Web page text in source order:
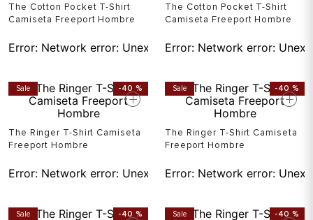
The Cotton Pocket T-Shirt
Camiseta Freeport Hombre
Error: Network error: Unexpected token T in JSON at
The Cotton Pocket T-Shirt
Camiseta Freeport Hombre
Error: Network error:
Sale -40 %
The Ringer T-Shirt Camiseta
Freeport Hombre
Error: Network error: Unexpected token T in JSON at
Sale -40 %
The Ringer T-Shirt Camiseta
Freeport Hombre
Error: Network error:
Sale -40 % Sale -40 %